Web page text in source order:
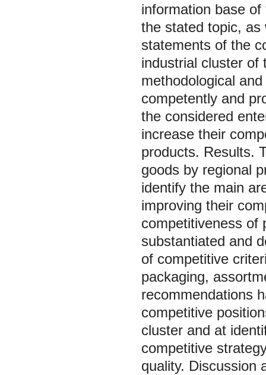
information base
the stated topic, as
statements of the
industrial cluster of
methodological
competently and
the considered
increase their
products. Results.
goods by regional
identify the main
improving their
competitiveness of
substantiated and
of competitive
packaging,
recommendations
competitive
cluster and at
competitive
quality. Discussion